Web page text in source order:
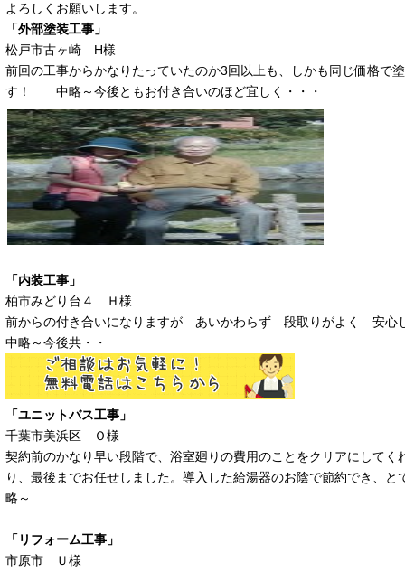
よろしくお願いします。
「外部塗装工事」
松戸市古ヶ崎 H様
前回の工事からかなりたっていたのか3回以上も、しかも同じ価格で
す！ 中略～今後ともお付き合いのほど宜しく・・・
「内装工事」
柏市みどり台４ Ｈ様
前からの付き合いになりますが あいかわらず 段取りがよく 安心
中略～今後共・・
「ユニットバス工事」
千葉市美浜区 Ｏ様
契約前のかなり早い段階で、浴室廻りの費用のことをクリアにしてく
り、最後までお任せしました。導入した給湯器のお陰で節約でき、
略～
「リフォーム工事」
市原市 Ｕ様